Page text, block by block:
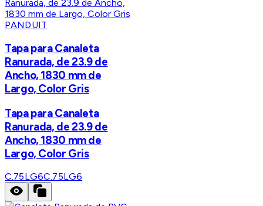
PANDUIT
Tapa para Canaleta
Ranurada, de 23.9 de
Ancho, 1830 mm de
Largo, Color Gris
Tapa para Canaleta
Ranurada, de 23.9 de
Ancho, 1830 mm de
Largo, Color Gris
C.75LG6C.75LG6